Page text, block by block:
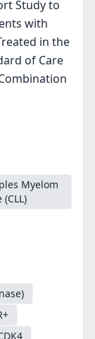
Study to
with
in the
of Care
Myelom